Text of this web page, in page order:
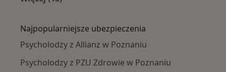
Najpopularniejsze ubezpieczenia
Psycholodzy z Allianz w Poznaniu
Psycholodzy z PZU Zdrowie w Poznaniu